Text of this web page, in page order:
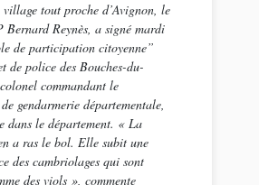
tout proche d’Avignon, le
Bernard Reynès, a signé mardi
de participation citoyenne”
de police des Bouches-du-
commandant le
gendarmerie départementale,
dans le département. « La
a ras le bol. Elle subit une
des cambriolages qui sont
des viols», commente